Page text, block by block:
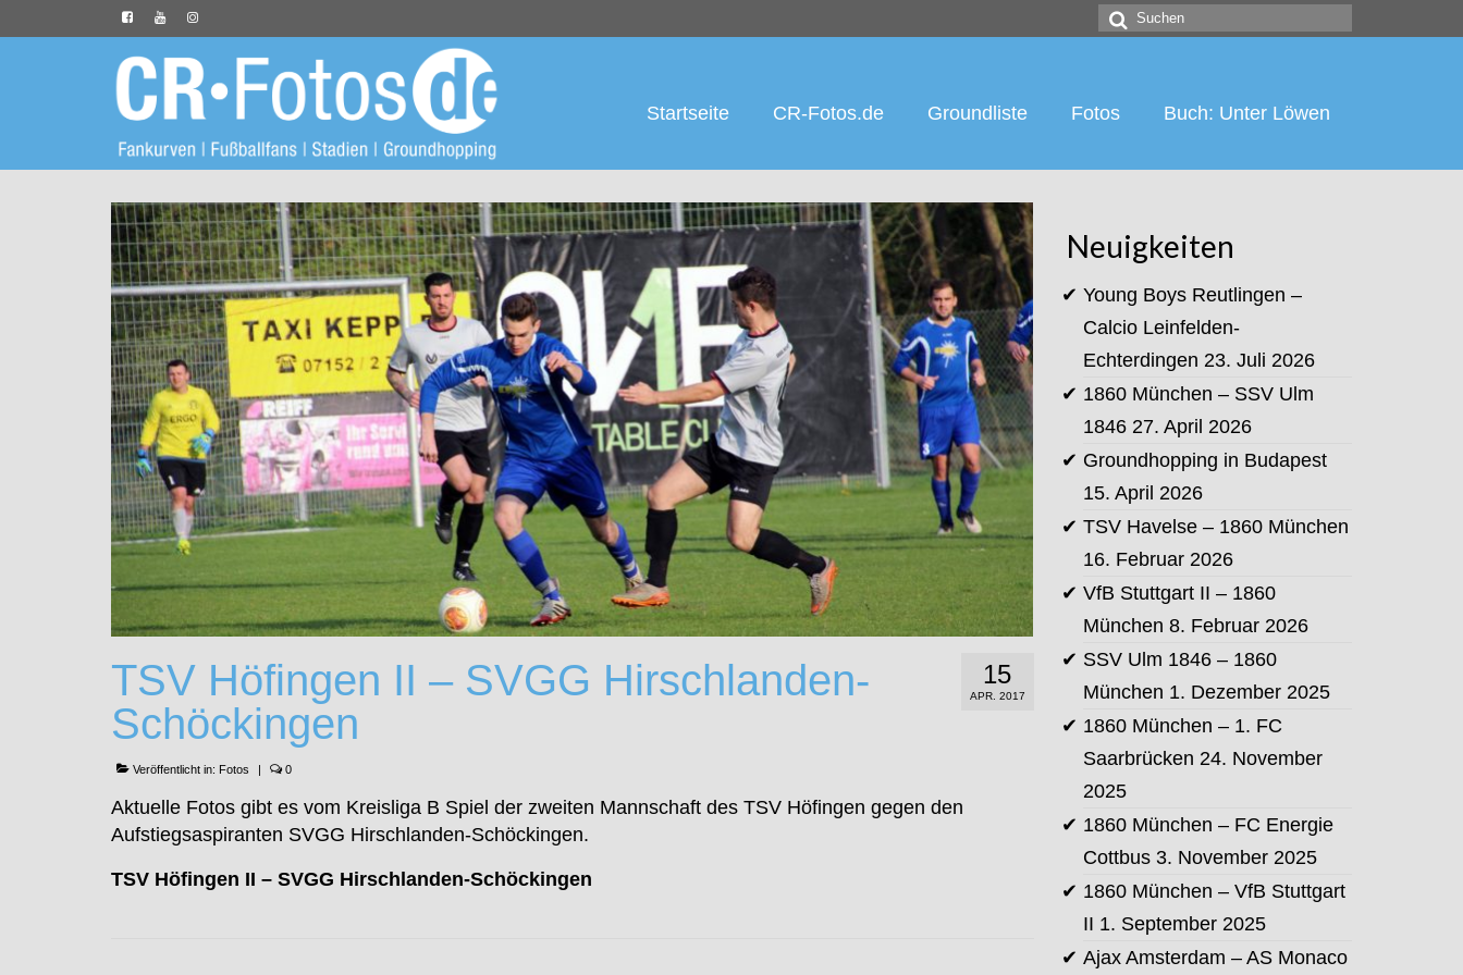
Suchen
nach:
Startseite CR-Fotos.de Groundliste Fotos Buch: Unter Löwen
15
APR. 2017
TSV Höfingen II – SVGG Hirschlanden-
Schöckingen
Veröffentlicht in: Fotos 0
Aktuelle Fotos gibt es vom Kreisliga B Spiel der zweiten Mannschaft des TSV Höfingen gegen den
Aufstiegsaspiranten SVGG Hirschlanden-Schöckingen.
TSV Höfingen II – SVGG Hirschlanden-Schöckingen
Neuigkeiten
Young Boys Reutlingen –
Calcio Leinfelden-
Echterdingen 23. Juli 2026
1860 München – SSV Ulm
1846 27. April 2026
Groundhopping in Budapest
15. April 2026
TSV Havelse – 1860 München
16. Februar 2026
VfB Stuttgart II – 1860
München 8. Februar 2026
SSV Ulm 1846 – 1860
München 1. Dezember 2025
1860 München – 1. FC
Saarbrücken 24. November
2025
1860 München – FC Energie
Cottbus 3. November 2025
1860 München – VfB Stuttgart
II 1. September 2025
Ajax Amsterdam – AS Monaco